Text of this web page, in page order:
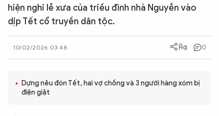
XÃ HỘI
PHÁP LUẬT
hiện nghi lễ xưa của triều đình nhà Nguyễn vào
dịp Tết cổ truyền dân tộc.
10/02/2026 03:48 0
Dựng nêu đón Tết, hai vợ chồng và 3 người hàng xóm bị
điện giật